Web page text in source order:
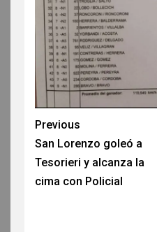
Previous
San Lorenzo goleó a
Tesorieri y alcanza la
cima con Policial